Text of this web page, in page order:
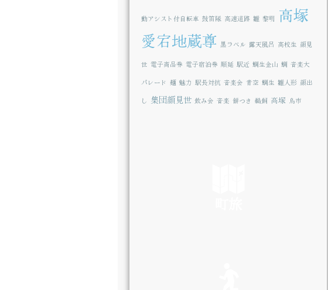
動アシスト付自転車 鼓笛隊 高速道路 雛 黎明 高塚
愛宕地蔵尊 黒ラベル 露天風呂 高校生 顔見
世 電子商品券 電子宿泊券 順延 駅近 鯛生金山 鯛 音楽大
パレード 麺 魅力 駅長対抗 音楽会 青空 鯛生 雛人形 顔出
し 集団顔見世 飲み会 音楽 餅つき 鵜飼 高塚 鳥市